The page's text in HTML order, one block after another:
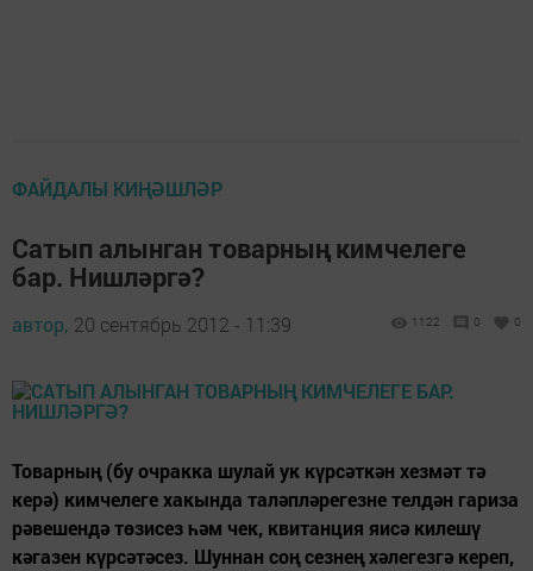
ФАЙДАЛЫ КИҢӘШЛӘР
Сатып алынган товарның кимчелеге
бар. Нишләргә?
автор, 20 сентябрь 2012 - 11:39 1122 0 0
Товарның (бу очракка шулай ук күрсәткән хезмәт тә
керә) кимчелеге хакында таләпләрегезне телдән гариза
рәвешендә төзисез һәм чек, квитанция яисә килешү
кәгазен күрсәтәсез. Шуннан соң сезнең хәлегезгә кереп,